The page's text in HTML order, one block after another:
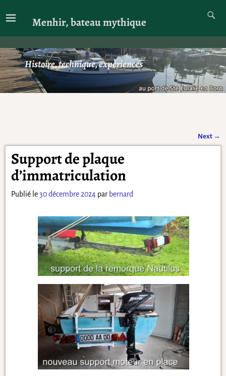
Menhir, bateau mythique
Histoire, technique, expériences
Navigation des articles
Next →
Support de plaque
d’immatriculation
Publié le30 décembre 2024 par bernard